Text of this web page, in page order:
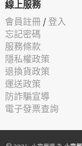
線上服務
會員註冊 / 登入
忘記密碼
服務條款
隱私權政策
退換貨政策
運送政策
防詐騙宣導
電子發票查詢